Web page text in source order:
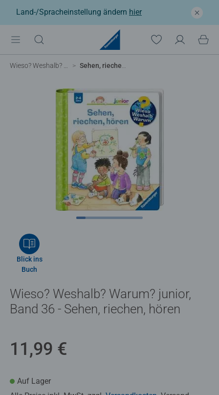
Land-/Spracheinstellung ändern hier
Wieso? Weshalb? Warum? Sehen, riechen, hören
Blick ins
Buch
Wieso? Weshalb? Warum? junior,
Band 36 - Sehen, riechen, hören
11,99 €
Auf Lager